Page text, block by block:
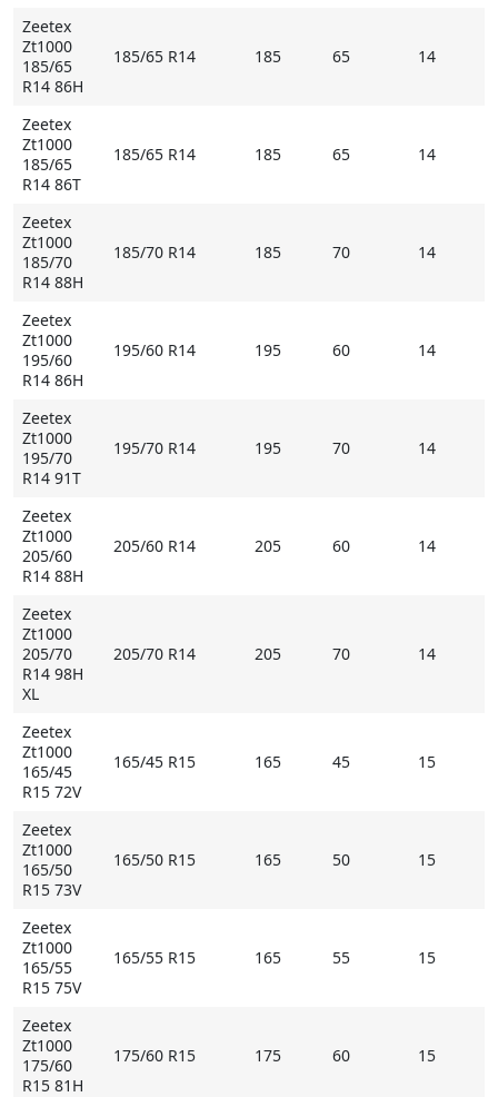
Zeetex
Zt1000
185/65
R14 86H
185/65 R14 185 65 14
Zeetex
Zt1000
185/65
R14 86T
185/65 R14 185 65 14
Zeetex
Zt1000
185/70
R14 88H
185/70 R14 185 70 14
Zeetex
Zt1000
195/60
R14 86H
195/60 R14 195 60 14
Zeetex
Zt1000
195/70
R14 91T
195/70 R14 195 70 14
Zeetex
Zt1000
205/60
R14 88H
205/60 R14 205 60 14
Zeetex
Zt1000
205/70
R14 98H
XL
205/70 R14 205 70 14
Zeetex
Zt1000
165/45
R15 72V
165/45 R15 165 45 15
Zeetex
Zt1000
165/50
R15 73V
165/50 R15 165 50 15
Zeetex
Zt1000
165/55
R15 75V
165/55 R15 165 55 15
Zeetex
Zt1000
175/60
R15 81H
175/60 R15 175 60 15